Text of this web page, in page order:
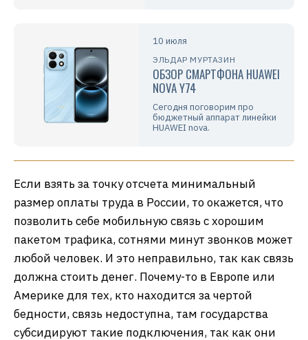
10 июля
ЭЛЬДАР МУРТАЗИН
ОБЗОР СМАРТФОНА HUAWEI
NOVA Y74
Сегодня поговорим про
бюджетный аппарат линейки
HUAWEI nova.
Если взять за точку отсчета минимальный
размер оплаты труда в России, то окажется, что
позволить себе мобильную связь с хорошим
пакетом трафика, сотнями минут звонков может
любой человек. И это неправильно, так как связь
должна стоить денег. Почему-то в Европе или
Америке для тех, кто находится за чертой
бедности, связь недоступна, там государства
субсидируют такие подключения, так как они